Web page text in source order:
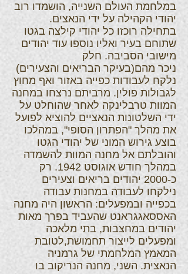
במלחמת העולם השנייה, הושמדו רוב
יהודי הקהילה על ידי הנאצים.
בתחילה רוכזו כל יהודי קילצה בגטו
שתוחם בעיר ואליו נוספו עוד יהודים
מישובי הסביבה. חלק
ניכר מהם(בעיקר הבריאים והצעירים)
נלקח לעבודות כפייה באזור ואף מחוץ
לגבולות פולין. מרביתם נרצחו במחנה
המוות טרבלינקה לאחר שהוחלט על
ידי השלטונות הנאציים להוציא לפועל
את מהלך "הפתרון הסופי", במהלכו
בוצע גירוש המוני של יהודי הגטו
והובלתם אל מחנה המוות להשמדה
במהלך חודש אוגוסט 1942. רק
כ-2000 יהודים בריאים וצעירים
נילקחו לעבודה במחנות עבודה
בכפייה ובמפעלים: הראשון היה מחנה
האססאגגראנט שהעביד בפרך מאות
יהודים במחצבות, בתי מלאכה
ומפעלים לייצור תחמושת,לטובת
המאמץ המלחמתי של גרמניה
הנאצית. השני, מחנה הנריקוב בו